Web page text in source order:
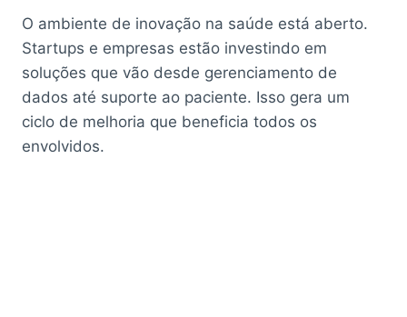
O ambiente de inovação na saúde está aberto.
Startups e empresas estão investindo em
soluções que vão desde gerenciamento de
dados até suporte ao paciente. Isso gera um
ciclo de melhoria que beneficia todos os
envolvidos.